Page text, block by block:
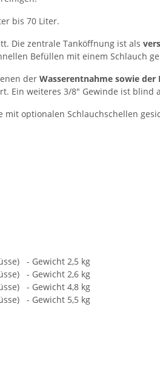
bis 70 Liter.
Die zentrale Tanköffnung ist als
Befüllen mit einem Schlauch
der Wasserentnahme sowie
Ein weiteres 3/8" Gewinde ist
optionalen Schlauchschellen
- Gewicht 2,5 kg
- Gewicht 2,6 kg
- Gewicht 4,8 kg
- Gewicht 5,5 kg